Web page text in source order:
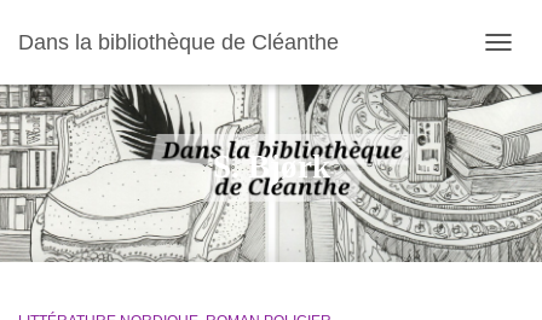
Dans la bibliothèque de Cléanthe
LA
S. Bjørk